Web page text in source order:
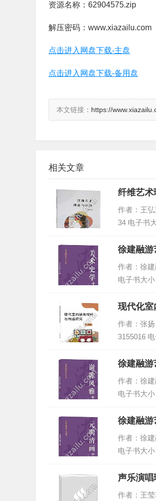
资源名称：62904575.zip
解压密码：www.xiazailu.com
点击进入网盘下载-主盘
点击进入网盘下载-备用盘
本文链接： https://
相关文章
纤维艺术
作者：王
34 电子书
徐建融游
作者：徐
电子书大
现代化室
作者：张
3155016
徐建融游
作者：徐
电子书大
徐建融游
作者：徐
电子书大
声乐演唱
作者：王